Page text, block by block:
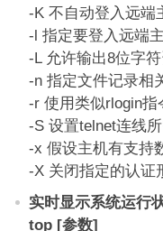
-K 不自动登入远端
-l 指定要登入远端
-L 允许输出8位字
-n 指定文件记录相
-r 使用类似rlogin指
-S 设置telnet连线
-x 假设主机有支持
-X 关闭指定的认证
实时显示系统运行
top [参数]